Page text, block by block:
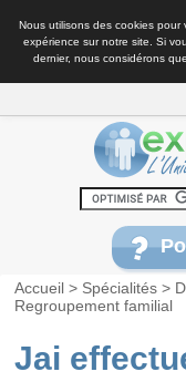
Nous utilisons des cookies pour
expérience sur notre site. Si
dernier, nous considérons
Accueil > Spécialités >
Regroupement familial
Jai